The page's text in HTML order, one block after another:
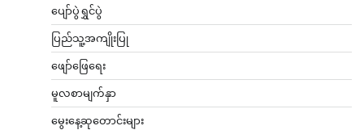
ပျော်ပွဲရွှင်ပွဲ
ပြည်သူ့အကျိုးပြု
ဖျော်ဖြေရေး
မူလစာမျက်နှာ
မွေးနေ့ဆုတောင်းများ